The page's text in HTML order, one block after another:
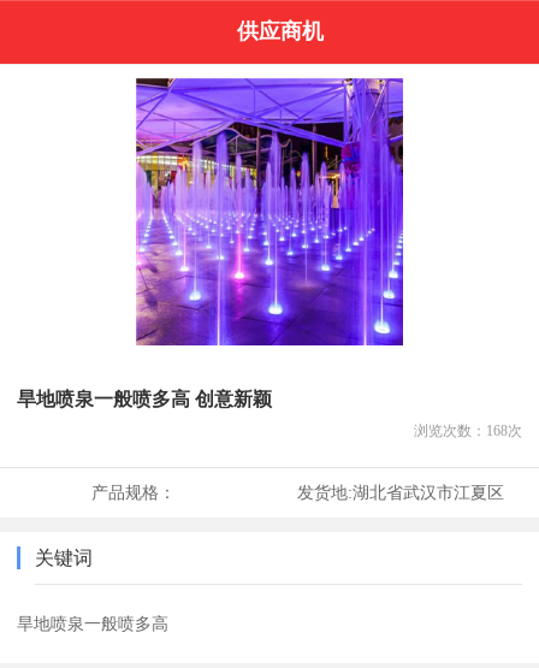
供应商机
旱地喷泉一般喷多高 创意新颖
浏览次数： 168次
产品规格： 发货地:湖北省武汉市江夏区
关键词
旱地喷泉一般喷多高